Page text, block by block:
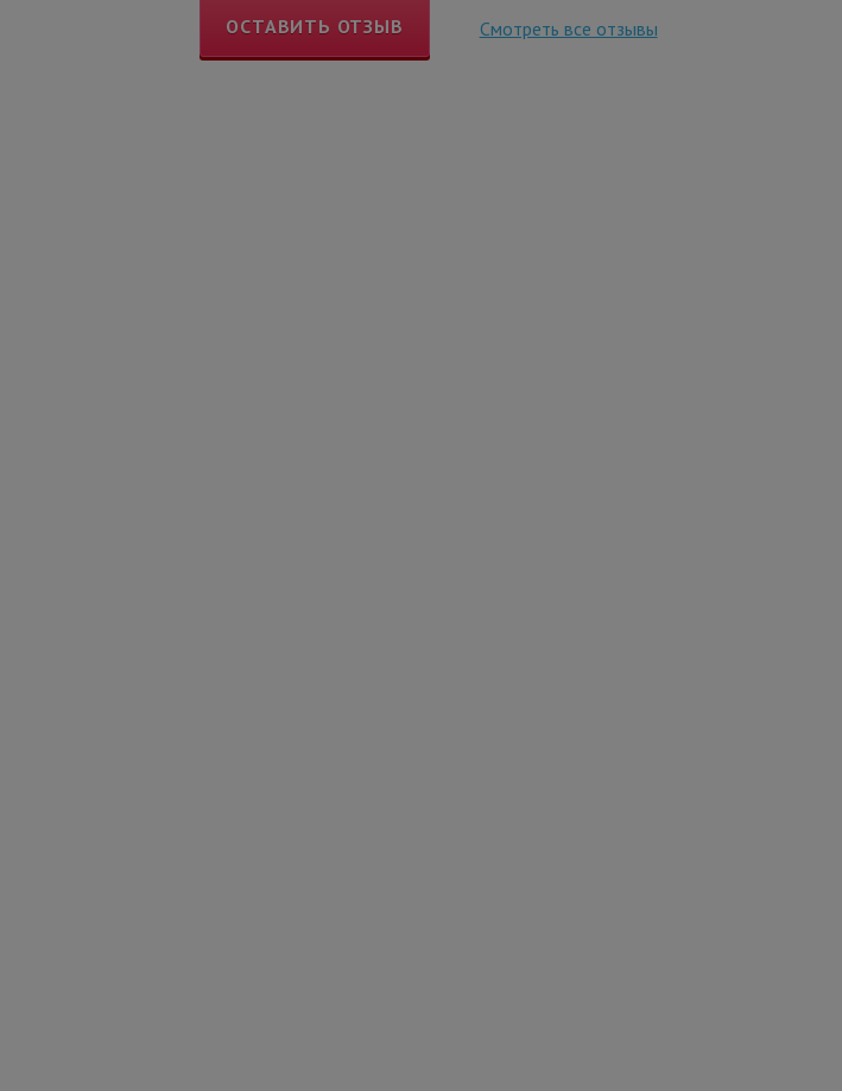
ОСТАВИТЬ ОТЗЫВ Смотреть все отзывы